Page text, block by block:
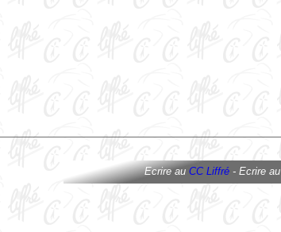
Ecrire au CC Liffré - Ecrire au